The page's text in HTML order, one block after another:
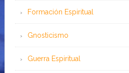
Formación Espiritual
Gnosticismo
Guerra Espiritual